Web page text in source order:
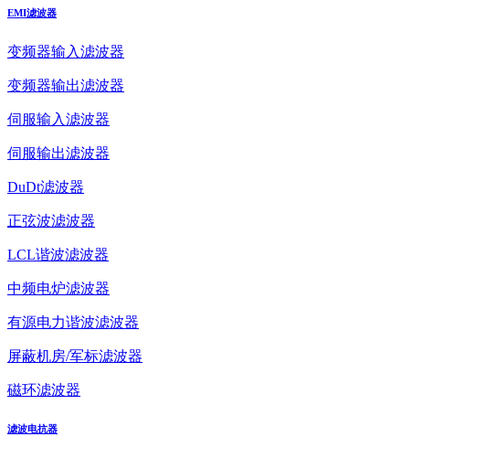
EMI滤波器
变频器输入滤波器
变频器输出滤波器
伺服输入滤波器
伺服输出滤波器
DuDt滤波器
正弦波滤波器
LCL谐波滤波器
中频电炉滤波器
有源电力谐波滤波器
屏蔽机房/军标滤波器
磁环滤波器
滤波电抗器